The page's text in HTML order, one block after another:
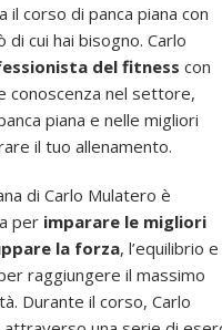
il corso di panca piana con
di cui hai bisogno. Carlo
del fitness con
conoscenza nel settore,
piana e nelle migliori
il tuo allenamento.
di Carlo Mulatero è
per imparare le migliori
la forza, l’equilibrio e
raggiungere il massimo
Durante il corso, Carlo